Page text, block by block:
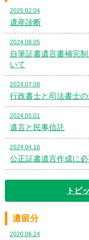
2025.02.04
遺産診断
2024.08.05
自筆証書遺言書補完
いて
2024.07.08
行政書士と司法書士
2024.05.01
遺言と民事信託
2024.04.16
公正証書遺言作成に
トピ
遺留分
2020.06.24